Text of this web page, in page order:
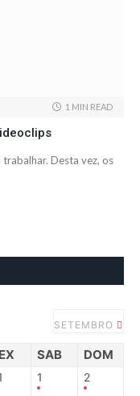
1 MIN READ
Desta vez, os
SETEMBRO
SAB DOM
1 2